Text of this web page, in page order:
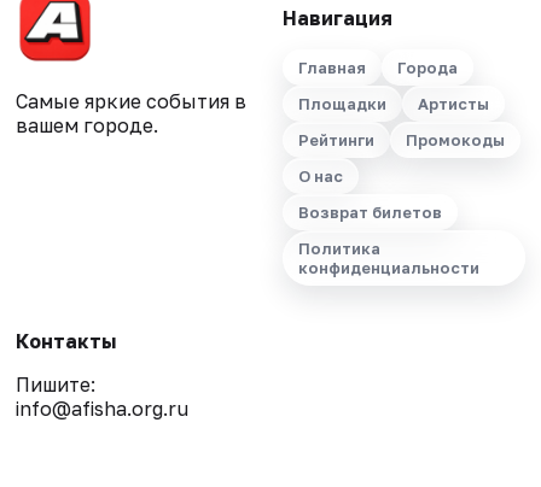
Самые яркие события в
вашем городе.
Навигация
Главная
Города
Площадки
Артисты
Рейтинги
Промокоды
О нас
Возврат билетов
Политика
конфиденциальности
Контакты
Пишите:
info@afisha.org.ru